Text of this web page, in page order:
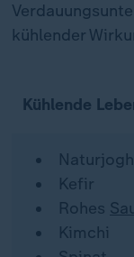
kühlender
Kühlende
Kefir
Rohes
Kimchi